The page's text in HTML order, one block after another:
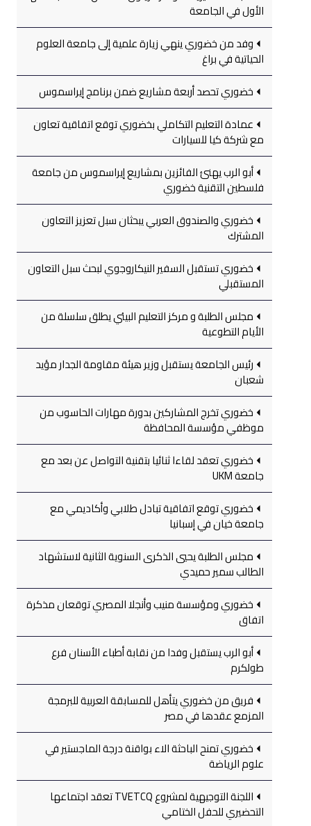
الأول في الجامعة
وفد من خضوري ينهي زيارة علمية إلى جامعة العلوم
الحياتية في براغ
خضوري تحصد أربعة مشاريع ضمن برنامج إيراسموس
عمادة التعليم التكاملي بخضوري توقع اتفاقية تعاون
مع شركة كيا للسيارات
أبو الرب يهنئ الفائزين بمشاريع إيراسموس من جامعة
فلسطين التقنية خضوري
خضوري والصندوق العربي يبحثان سبل تعزيز التعاون
المشترك
خضوري تستقبل السفير النيكاروجوي لبحث سبل التعاون
المستقبلي
مجلس الطلبة و مركز التعليم البيئي يطلق سلسلة من
الأيام التطوعية
رئيس الجامعة يستقبل وزير هيئة مقاومة الجدار مؤيد
شعبان
خضوري تخرج المشاركين بدورة مهارات الحاسوب من
موظفي مؤسسة المحافظة
خضوري تعقد لقاءا ثنائيا بتقنية التواصل عن بعد مع
جامعة UKM
خضوري توقع اتفاقية تبادل طلابي وأكاديمي مع
جامعة خيان في إسبانيا
مجلس الطلبة يحيي الذكرى السنوية الثانية لاستشهاد
الطالب سمير حميدي
خضوري ومؤسسة منيب وأنجلا المصري توقعان مذكرة
اتفاق
أبو الرب يستقبل وفدا من نقابة أطباء الأسنان فرع
طولكرم
فريق من خضوري يتأهل للمسابقة العربية للبرمجة
المزمع عقدها في مصر
خضوري تمنح الباحثة الاء بواقنة درجة الماجستير في
علوم الرياضة
اللجنة التوجيهية لمشروع TVETCQ تعقد اجتماعها
التحضيري للحفل الختامي